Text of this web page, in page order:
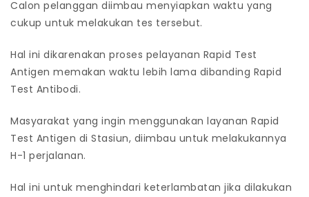
Calon pelanggan diimbau menyiapkan waktu yang
cukup untuk melakukan tes tersebut.
Hal ini dikarenakan proses pelayanan Rapid Test
Antigen memakan waktu lebih lama dibanding Rapid
Test Antibodi.
Masyarakat yang ingin menggunakan layanan Rapid
Test Antigen di Stasiun, diimbau untuk melakukannya
H-1 perjalanan.
Hal ini untuk menghindari keterlambatan jika dilakukan